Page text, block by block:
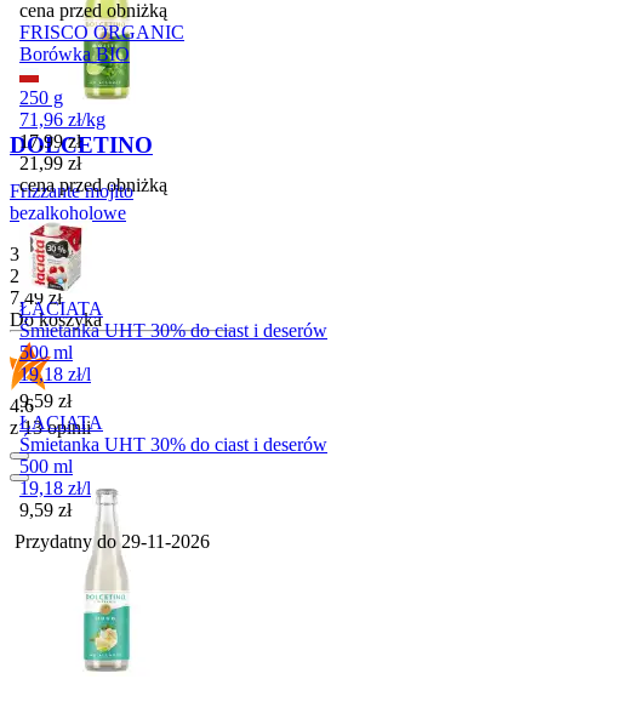
cena przed obniżką
FRISCO ORGANIC
Borówka BIO
250 g
71,96 zł/kg
Cena promocyjna
17,99 zł
21,99 zł
cena przed obniżką
ŁACIATA
Śmietanka UHT 30% do ciast i deserów
500 ml
19,18 zł/l
Cena
9,59 zł
ŁACIATA
Śmietanka UHT 30% do ciast i deserów
500 ml
19,18 zł/l
Cena
9,59 zł
Przydatny do29-11-2026
DOLCETINO
Frizzante mojito
bezalkoholowe
330 ml
22,70 zł/l
Cena
7,49 zł
Do koszyka
4.6
z 13 opinii